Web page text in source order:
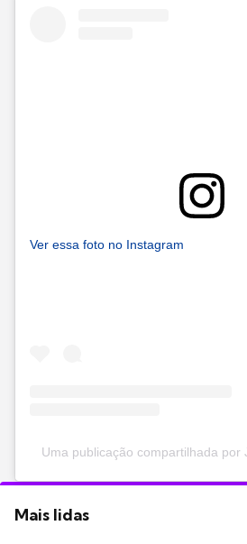
Ver essa foto no Instagram
Uma publicação compartilhada por
Mais lidas